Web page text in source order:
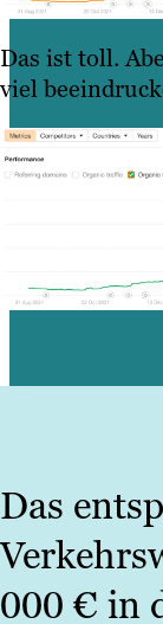
Das ist toll.
viel
Das
000 € in